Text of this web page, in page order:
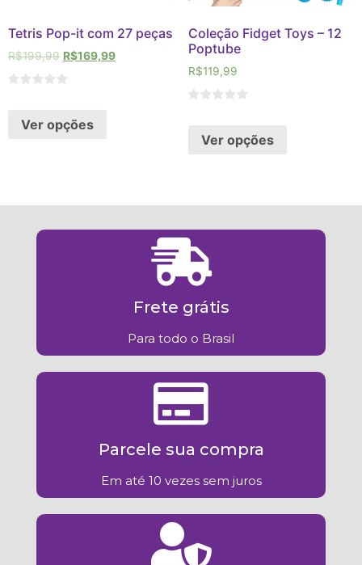
Tetris Pop-it com 27 peças
R$199,99 R$169,99
Ver opções
Coleção Fidget Toys – 12
Poptube
R$119,99
Ver opções
Frete grátis
Para todo o Brasil
Parcele sua compra
Em até 10 vezes sem juros